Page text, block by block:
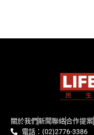
關於我們新聞聯絡合作提案
電話：(02)2776-3386